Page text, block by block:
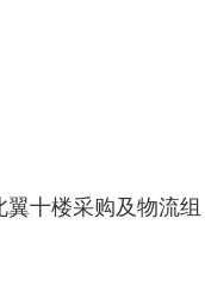
十楼采购及物流组